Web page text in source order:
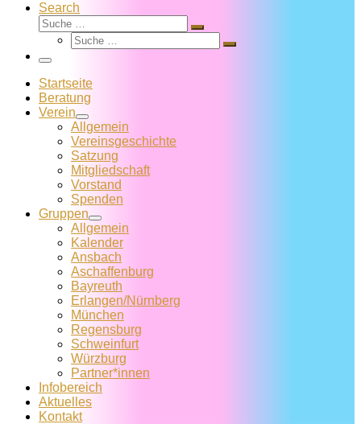
Search
Suche
Suche
Suche
Suche
Menü
Startseite
Beratung
Verein
Allgemein
Vereins­geschichte
Satzung
Mitglied­schaft
Vorstand
Spenden
Gruppen
Allgemein
Kalender
Ansbach
Aschaffenburg
Bayreuth
Erlangen/Nürnberg
München
Regensburg
Schweinfurt
Würzburg
Partner*innen
Infobereich
Aktuelles
Kontakt